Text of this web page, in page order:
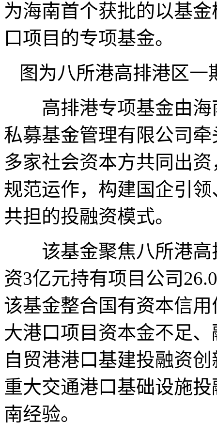
为海南首个获批的以基
口项目的专项基金。
图为八所港高排港区
高排港专项基金由海
私募基金管理有限公司
多家社会资本方共同出
规范运作，构建国企引
共担的投融资模式。
该基金聚焦八所港高
资3亿元持有项目公司
该基金整合国有资本信
大港口项目资本金不足
自贸港港口基建投融资
重大交通港口基础设施
南经验。